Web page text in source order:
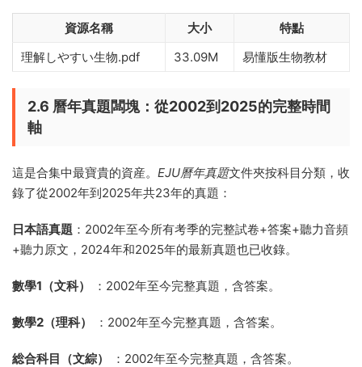
資源名稱 大小
特點
理解しやすい生物.pdf
33.09M 易懂版生物教材
2.6 曆年真題闆塊：從2002到2025的完整時間
軸
這是合集中最寶貴的資産。 EJU曆年真題文件夾按科目分類，收
錄了從2002年到2025年共23年的真題：
日本語真題 ：2002年至今所有考季的完整試卷+答案+聽力音頻
+聽力原文，2024年和2025年的最新真題也已收錄。
數學1（文科） ：2002年至今完整真題，含答案。
數學2（理科） ：2002年至今完整真題，含答案。
総合科目（文綜） ：2002年至今完整真題，含答案。